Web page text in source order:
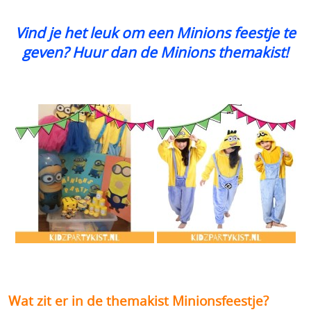
Vind je het leuk om een Minions feestje te
geven? Huur dan de Minions themakist!
Wat zit er in de themakist Minionsfeestje?